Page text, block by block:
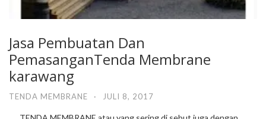
Jasa Pembuatan Dan
PemasanganTenda Membrane
karawang
TENDA MEMBRANE · JULI 8, 2017